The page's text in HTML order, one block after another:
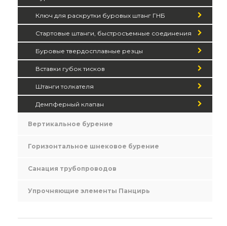
Ключ для раскрутки буровых штанг ГНБ
Стартовые штанги, быстросъемные соединения
Буровые твердосплавные резцы
Вставки губок тисков
Штанги толкателя
Демпферный клапан
Вертикальное бурение
Горизонтальное шнековое бурение
Санация трубопроводов
Упрочняющие элементы Панцирь